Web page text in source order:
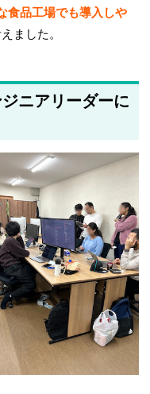
食品工場でも導入しや
ました。
ニアリーダーに